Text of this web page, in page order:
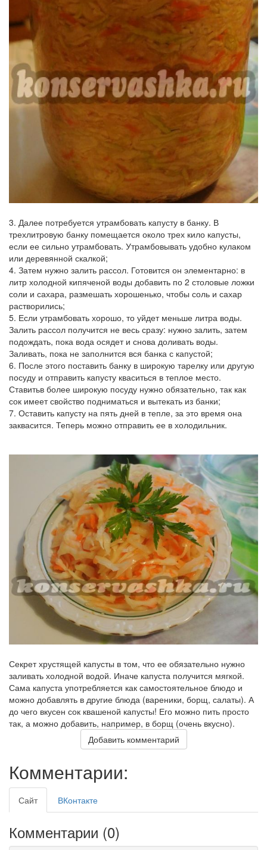
3. Далее потребуется утрамбовать капусту в банку. В
трехлитровую банку помещается около трех кило капусты,
если ее сильно утрамбовать. Утрамбовывать удобно кулаком
или деревянной скалкой;
4. Затем нужно залить рассол. Готовится он элементарно: в
литр холодной кипяченой воды добавить по 2 столовые ложки
соли и сахара, размешать хорошенько, чтобы соль и сахар
растворились;
5. Если утрамбовать хорошо, то уйдет меньше литра воды.
Залить рассол получится не весь сразу: нужно залить, затем
подождать, пока вода осядет и снова доливать воды.
Заливать, пока не заполнится вся банка с капустой;
6. После этого поставить банку в широкую тарелку или другую
посуду и отправить капусту кваситься в теплое место.
Ставитьв более широкую посуду нужно обязательно, так как
сок имеет свойство подниматься и вытекать из банки;
7. Оставить капусту на пять дней в тепле, за это время она
заквасится. Теперь можно отправить ее в холодильник.
Секрет хрустящей капусты в том, что ее обязательно нужно
заливать холодной водой. Иначе капуста получится мягкой.
Сама капуста употребляется как самостоятельное блюдо и
можно добавлять в другие блюда (вареники, борщ, салаты). А
до чего вкусен сок квашеной капусты! Его можно пить просто
так, а можно добавить, например, в борщ (очень вкусно).
Добавить комментарий
Комментарии:
Сайт ВКонтакте
Комментарии (0)